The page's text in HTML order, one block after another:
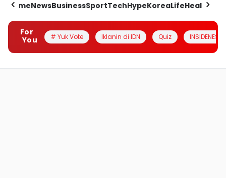
HomeNewsBusinessSportTechHypeKoreaLifeHealth
For
You
# Yuk Vote Iklanin di IDN Quiz INSIDENESIA